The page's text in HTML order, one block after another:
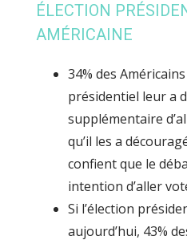
ÉLECTION
AMÉRICAINE
34% des
présidentiel leur a
supplémentaire
qu’il les a
confient que le
intention d’aller
Si l’élection
aujourd’hui, 43%